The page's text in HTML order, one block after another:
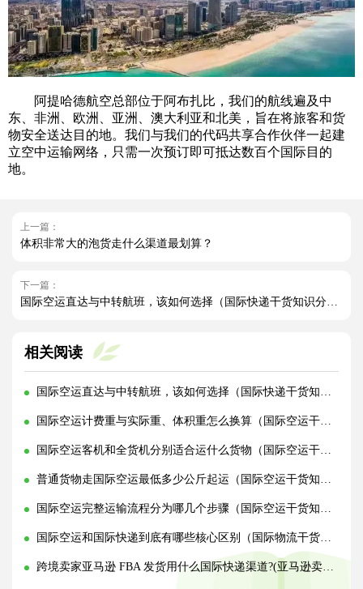
阿提哈德航空总部位于阿布扎比，我们的航线遍及中
东、非洲、欧洲、亚洲、澳大利亚和北美，旨在将旅客和货
物安全送达目的地。我们与我们的代码共享合作伙伴一起建
立空中运输网络，只需一次预订即可抵达数百个国际目的
地。
上一篇：
体积非常大的泡货走什么渠道最划算？
下一篇：
国际空运直达与中转航班，该如何选择（国际快递干货知识分享）
相关阅读
国际空运直达与中转航班，该如何选择（国际快递干货知识分享）
国际空运计费重与实际重、体积重怎么换算（国际空运干货知识分享）
国际空运客机和全货机分别适合运什么货物（国际空运干货知识分享）
普通货物走国际空运最低多少公斤起运（国际空运干货知识分享）
国际空运完整运输流程分为哪几个步骤（国际空运干货知识分享）
国际空运和国际快递到底有哪些核心区别（国际物流干货知识分享）
跨境卖家亚马逊 FBA 发货用什么国际快递渠道?(亚马逊卖家必看篇)